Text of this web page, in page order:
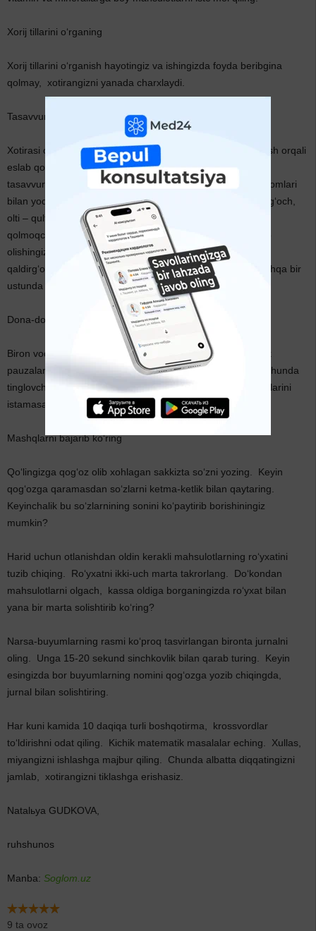
Xorij tillarini o‘rganing
Xorij tillarini o‘rganish hayotingiz va ishingizda foyda beribgina
qolmay, xotirangizni yanada charxlaydi.
Tasavvur qiling
Xotirasi o‘tkir kishilarning ko‘pchiligi voqealarni tasavvur qilish orqali
eslab qolishadi. Deylik ular raqamlarni hayvonlar timsolida
tasavvur qilishadi. Yoki o‘simliklar, jonsiz predmetlarning nomlari
bilan yodlab qolishadi. Masalan? ikki – laylak, bir – simyog‘och,
olti – qulf va boshqalar. 333-18-10 telefon raqamini eslab
qolmoqchisiz? Ushbu raqamlar bilan biron voqea ham tuzib
olishingiz mumkin. Siz ham bir harakat qilib ko‘ring. Uchta
qaldirg‘och ustunga qo‘nib, laylakni kuzatishdi. U ham boshqa bir
ustunda o‘tirib, yon-atrofiga nazar solayotgan edi.
Dona‑dona qilib gapiring
Biron voqea yoki yangilikni so‘zlab berayotganingizda kichik
pauzalar bilan (3 soniya me’yorida) obrazli qilib gapiring. Chunda
tinglovchining yodida yaxshi qoladi. Aksincha, eslab qolishlarini
istamasangiz, tez‑tez gapiring.
Mashqlarni bajarib ko‘ring
Qo‘lingizga qog‘oz olib xohlagan sakkizta so‘zni yozing. Keyin
qog‘ozga qaramasdan so‘zlarni ketma-ketlik bilan qaytaring.
Keyinchalik bu so‘zlarnining sonini ko‘paytirib borishiningiz
mumkin?
Harid uchun otlanishdan oldin kerakli mahsulotlarning ro‘yxatini
tuzib chiqing. Ro‘yxatni ikki‑uch marta takrorlang. Do‘kondan
mahsulotlarni olgach, kassa oldiga borganingizda ro‘yxat bilan
yana bir marta solishtirib ko‘ring?
Narsa‑buyumlarning rasmi ko‘proq tasvirlangan bironta jurnalni
oling. Unga 15‑20 sekund sinchkovlik bilan qarab turing. Keyin
esingizda bor buyumlarning nomini qog‘ozga yozib chiqingda,
jurnal bilan solishtiring.
Har kuni kamida 10 daqiqa turli boshqotirma, krossvordlar
to‘ldirishni odat qiling. Kichik matematik masalalar eching. Xullas,
miyangizni ishlashga majbur qiling. Chunda albatta diqqatingizni
jamlab, xotirangizni tiklashga erishasiz.
Natalьya GUDKOVA,
ruhshunos
Manba: Soglom.uz
9 ta ovoz